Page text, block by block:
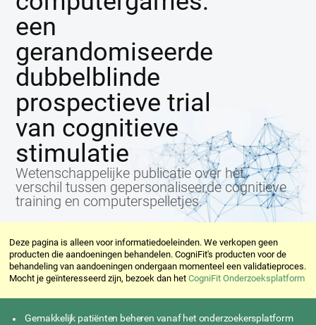
een
gerandomiseerde
dubbelblinde
prospectieve trial
van cognitieve
stimulatie
Wetenschappelijke publicatie over het
verschil tussen gepersonaliseerde cognitieve
training en computerspelletjes.
Deze pagina is alleen voor informatiedoeleinden. We verkopen geen
producten die aandoeningen behandelen. CogniFit's producten voor de
behandeling van aandoeningen ondergaan momenteel een validatieproces.
Mocht je geïnteresseerd zijn, bezoek dan hetCogniFit Onderzoeksplatform
Gemakkelijk patiënten beheren vanaf het onderzoekersplatform